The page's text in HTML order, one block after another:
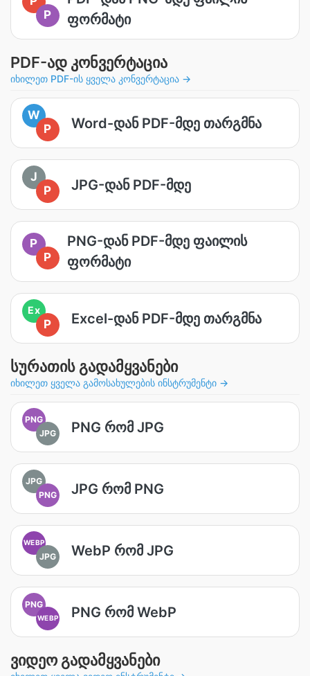
P
ფორმატი
PDF-ად კონვერტაცია
იხილეთ PDF-ის ყველა კონვერტაცია →
W
P
Word-დან PDF-მდე თარგმნა
J
P
JPG-დან PDF-მდე
P
P
PNG-დან PDF-მდე ფაილის
ფორმატი
Ex
P Excel-დან PDF-მდე თარგმნა
სურათის გადამყვანები
იხილეთ ყველა გამოსახულების ინსტრუმენტი →
PNG
JPG
PNG რომ JPG
JPG
PNG
JPG რომ PNG
WEBP
JPG WebP რომ JPG
PNG
WEBP PNG რომ WebP
ვიდეო გადამყვანები